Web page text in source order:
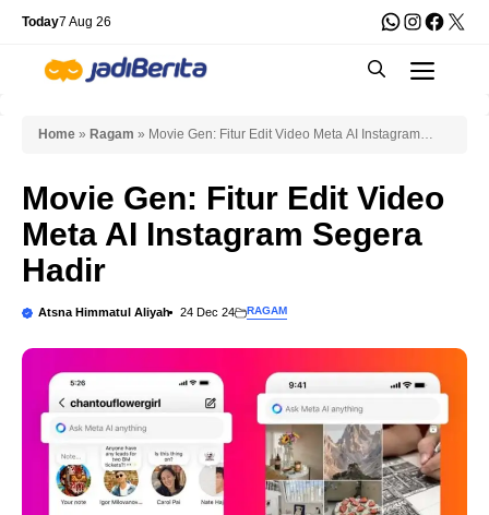
Skip
content
Today7 Aug 26 WhatsApp
X
Home » Ragam » Movie Gen: Fitur Edit Video Meta AI Instagram
Movie Gen: Fitur Edit Video
Meta AI Instagram Segera
Hadir
Atsna Himmatul Aliyah 24 Dec 24 RAGAM